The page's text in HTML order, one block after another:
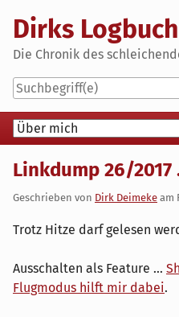
content
Dirks Logbuch
Die Chronik des
Navigation
Linkdump 26/2017
Geschrieben von Dirk Deimeke am
Trotz Hitze darf gelesen
Ausschalten als Feature ...
Flugmodus hilft mir dabei.